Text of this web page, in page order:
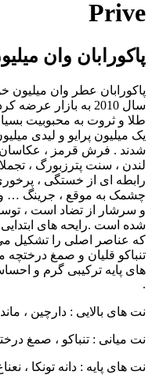
Prive
پاکورابان وان
سال 2010 به بازار
طلا و ثروت به محبوبیت
شدند . فرش قرمز ، عکاسان و
لندن ، سنت پترزبورگ ،
رابطه ای از خستگی ،
چشمک به موقع ، جرینگ …
و سرشار از تضاد است ،
شده است .رایحه های
که عناصر اصلی را تشکیل
تنباکو قلیان و صمغ
های پایه ترکیبی گرم و
.
نت های بالایی : دارچین ،
نت میانی : تنباکو ، صمغ
نت های پایه : دانه تونکا ،